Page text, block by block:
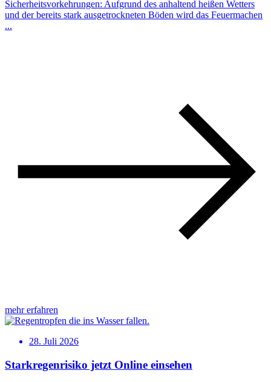
Sicherheitsvorkehrungen: Aufgrund des anhaltend heißen Wetters
und der bereits stark ausgetrockneten Böden wird das Feuermachen
...
mehr erfahren
28. Juli 2026
Starkregenrisiko jetzt Online einsehen